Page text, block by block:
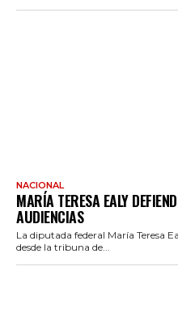
NACIONAL
MARÍA TERESA EALY
AUDIENCIAS
La diputada federal María Teresa
desde la tribuna de...